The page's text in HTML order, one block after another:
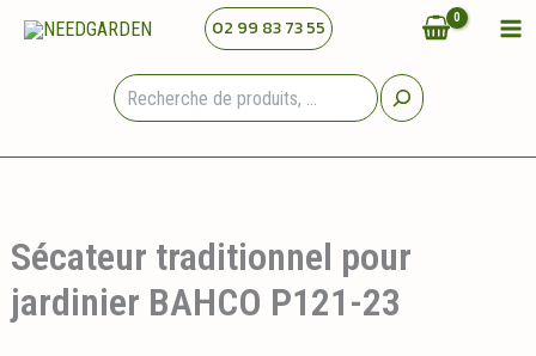
02 99 83 73 55
Sécateur traditionnel pour
jardinier BAHCO P121-23